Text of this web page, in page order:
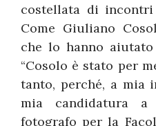
costellata di
Come Giuliano
che lo hanno
“Cosolo è stato per
tanto, perché, a mia
mia candidatura a
fotografo per la